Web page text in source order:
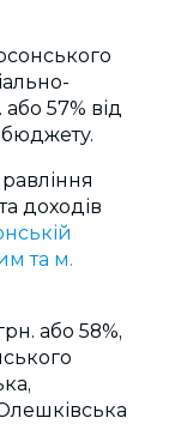
57% від
доходів
та м.
або 58%,